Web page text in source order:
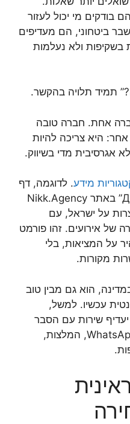
מי יכול לעזור
ביטחוני, הם מעדיפים
בשקיפות ולא נעלמות
תמיד תלויה בהקשר.
אחת. חברה טובה
היא צריכה להיות
אגרסיבית מדי בשיווק.
מידע. לדוגמה, דף
“Другие новости Израиля” באתר Nikk.Agency
על ישראל, עם
של אירועים. זהו פורמט
על המציאות, בלי
מקורות.
הוא גם מבין טוב
עכשיו. למשל,
שירות עם הסבר
ברור, אפשרות להתכתב ב-WhatsApp, המלצות,